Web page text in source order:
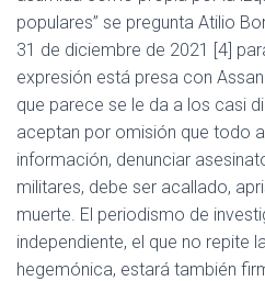
populares” se pregunta Atilio
31 de diciembre de 2021 [4]
expresión está presa con
que parece se le da a los casi
aceptan por omisión que todo
información, denunciar
militares, debe ser acallado,
muerte. El periodismo de
independiente, el que no repite
hegemónica, estará también